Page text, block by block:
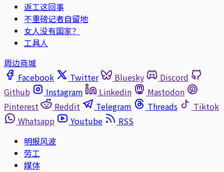
返工这回事
不重磅记者自留地
女人没有国家？
工具人
周边商城
Facebook
Twitter Bluesky
Discord
Github
Instagram Linkedin
Mastodon
Pinterest
Reddit Telegram Threads
Tiktok
Whatsapp
Youtube
RSS
明报风波
劳工
媒体